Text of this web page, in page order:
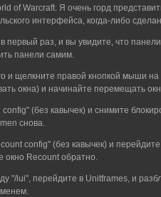
of Warcraft. Я очень горд
интерфейса, когда-либо
раз, и вы увидите, что
панели самим.
и щелкните правой кнопкой мыши
окна) и начинайте перемещать
(без кавычек) и снимите
снова.
config" (без кавычек) и
Recount обратно.
"/lui", перейдите в Unitframes, и